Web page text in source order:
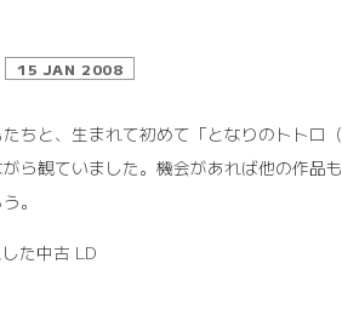
15 JAN 2008
ちと、生まれて初めて「となりのトト
ら観ていました。機会があれば他の作
。
た中古 LD